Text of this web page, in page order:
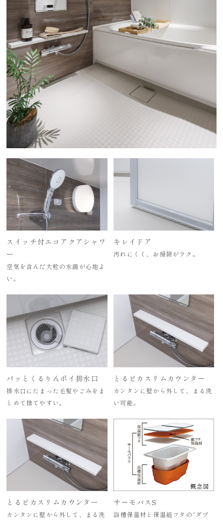
スイッチ付エコアクアシャワ
ー
空気を含んだ大粒の水滴が心地よ
い。
キレイドア
汚れにくく、お掃除がラク。
パッとくるりんポイ排水口
排水口にたまった毛髪やごみをま
とめて捨てやすい。
とるピカスリムカウンター
カンタンに壁から外して、まる洗
い可能。
とるピカスリムカウンター
カンタンに壁から外して、まる洗
概念図
サーモバスS
浴槽保温材と保温組フタの“ダブ